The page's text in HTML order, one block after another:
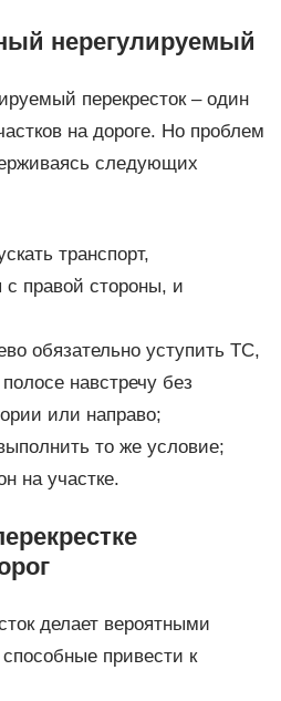
нерегулируемый
перекресток – один
на дороге. Но проблем
следующих
транспорт,
правой стороны, и
обязательно уступить ТС,
навстречу без
или направо;
то же условие;
на участке.
делает вероятными
привести к